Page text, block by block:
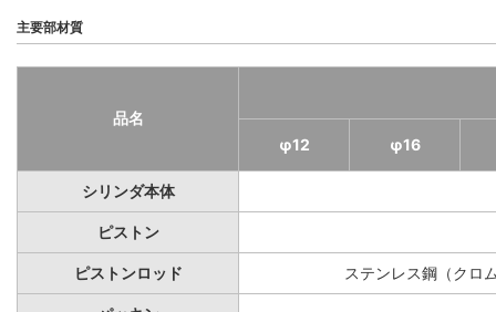
主要部材質
品名
φ12
φ16
シリンダ本体
ピストン
ピストンロッド ステンレス鋼（クロ